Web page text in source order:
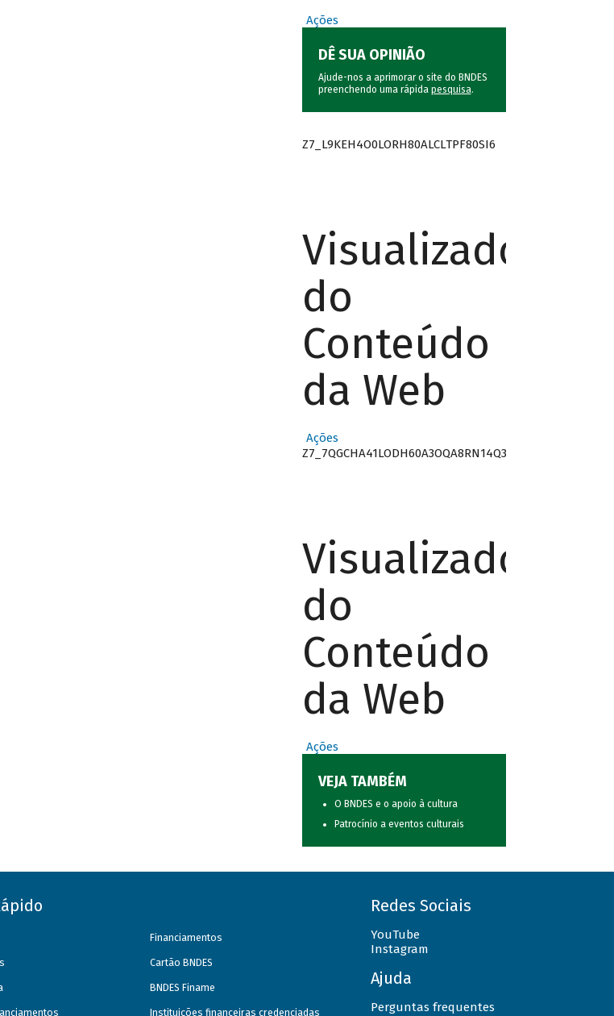
Ações
DÊ SUA OPINIÃO
Ajude-nos a aprimorar o site do BNDES
preenchendo uma rápida pesquisa.
Z7_L9KEH4O0LORH80ALCLTPF80SI6
Visualizador
do
Conteúdo
da Web
Ações
Z7_7QGCHA41LODH60A3OQA8RN14Q3
Visualizador
do
Conteúdo
da Web
Ações
VEJA TAMBÉM
O BNDES e o apoio à cultura
Patrocínio a eventos culturais
Financiamentos
Cartão BNDES
BNDES Finame
Instituições financeiras credenciadas
Redes Sociais
YouTube
Instagram
Ajuda
Perguntas frequentes